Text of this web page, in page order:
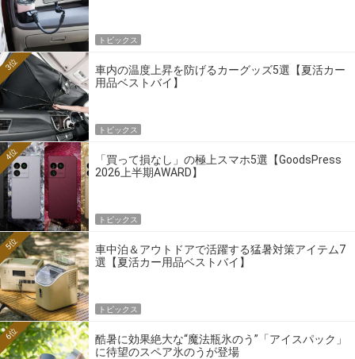
トピックス
車内の温度上昇を防げるカーグッズ5選【夏活カー
用品ベストバイ】
3位
トピックス
「買って損なし」の極上スマホ5選【GoodsPress
2026上半期AWARD】
4位
トピックス
車中泊＆アウトドアで活躍する猛暑対策アイテム7
選【夏活カー用品ベストバイ】
5位
トピックス
酷暑に効果絶大な“魔法瓶氷のう”「アイスパック」
に待望のスペア氷のうが登場
6位